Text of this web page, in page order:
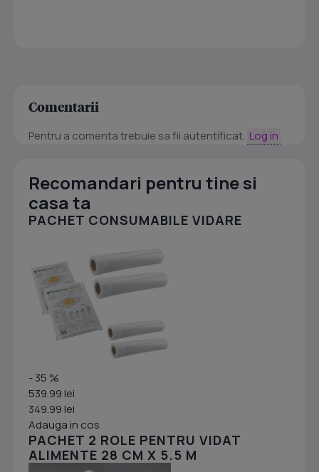
Comentarii
Pentru a comenta trebuie sa fii autentificat. Log in
Recomandari pentru tine si
casa ta
PACHET CONSUMABILE VIDARE
- 35 %
539.99 lei
349.99 lei
Adauga in cos
PACHET 2 ROLE PENTRU VIDAT
ALIMENTE 28 CM X 5.5 M